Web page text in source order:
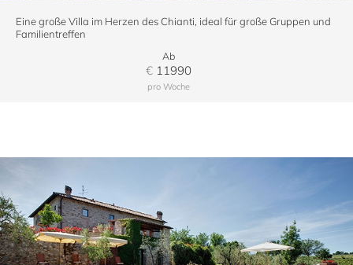
Eine große Villa im Herzen des Chianti, ideal für große Gruppen und
Familientreffen
Ab
€ 11990
pro Woche